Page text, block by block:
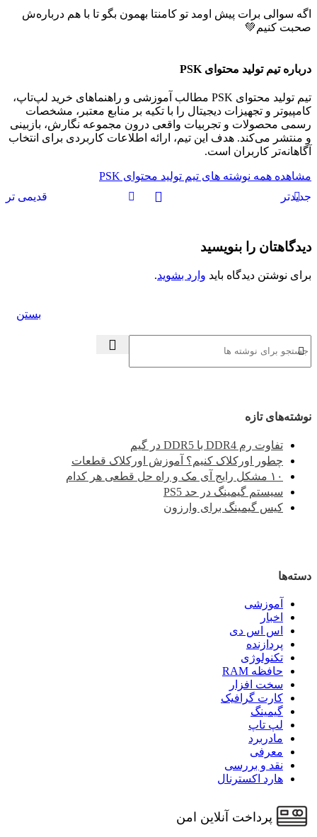
اگه سوالی برات پیش اومد تو کامنتا بهمون بگو تا با هم درباره‌ش
صحبت کنیم💚
درباره تیم تولید محتوای PSK
تیم تولید محتوای PSK مطالب آموزشی و راهنماهای خرید لپ‌تاپ،
کامپیوتر و تجهیزات دیجیتال را با تکیه بر منابع معتبر، مشخصات
رسمی محصولات و تجربیات واقعی درون مجموعه نگارش، بازبینی
و منتشر می‌کند. هدف این تیم، ارائه اطلاعات کاربردی برای انتخاب
آگاهانه‌تر کاربران است.
مشاهده همه نوشته های تیم تولید محتوای PSK
جدیدتر
قدیمی تر
دیدگاهتان را بنویسید
برای نوشتن دیدگاه باید وارد بشوید.
بستن
نوشته‌های تازه
تفاوت رم DDR4 با DDR5 در گیم
چطور اورکلاک کنیم؟ آموزش اورکلاک قطعات
۱۰ مشکل رایج آی مک و راه حل قطعی هر کدام
سیستم گیمینگ در حد PS5
کیس گیمینگ برای وارزون
دسته‌ها
آموزشی
اخبار
اس اس دی
پردازنده
تکنولوژی
حافظه RAM
سخت افزار
کارت گرافیک
گیمینگ
لپ تاپ
مادربرد
معرفی
نقد و بررسی
هارد اکسترنال
پرداخت آنلاین امن